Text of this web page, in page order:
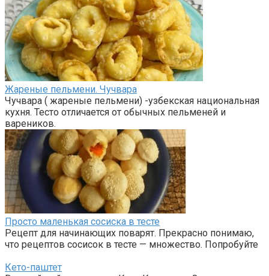
Жареные пельмени. Чучвара
Чучвара ( жареные пельмени) -узбекская национальная
кухня. Тесто отличается от обычных пельменей и
вареников.
Просто маленькая сосиска в тесте
Рецепт для начинающих поварят. Прекрасно понимаю,
что рецептов сосисок в тесте — множество. Попробуйте
Кето-паштет